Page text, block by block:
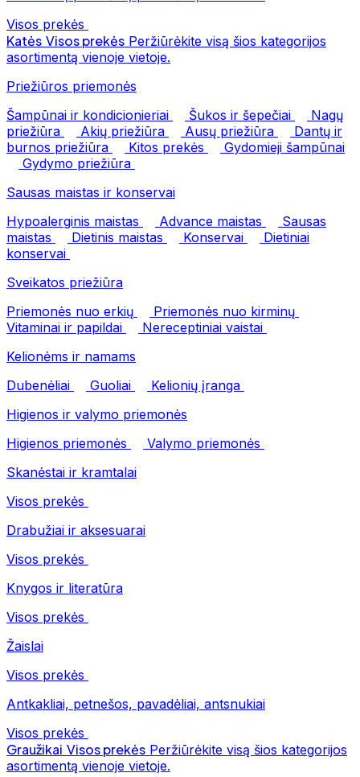
Visos prekės
Katės Visos prekės Peržiūrėkite visą šios kategorijos
asortimentą vienoje vietoje.
Priežiūros priemonės
Šampūnai ir kondicionieriai
Šukos ir šepečiai
Nagų
priežiūra
Akių priežiūra Ausų priežiūra
Dantų ir
burnos priežiūra
Kitos prekės
Gydomieji šampūnai
Gydymo priežiūra
Sausas maistas ir konservai
Hypoalerginis maistas
Advance maistas
Sausas
maistas
Dietinis maistas Konservai
Dietiniai
konservai
Sveikatos priežiūra
Priemonės nuo erkių
Priemonės nuo kirminų
Vitaminai ir papildai
Nereceptiniai vaistai
Kelionėms ir namams
Dubenėliai
Guoliai
Kelionių įranga
Higienos ir valymo priemonės
Higienos priemonės
Valymo priemonės
Skanėstai ir kramtalai
Visos prekės
Drabužiai ir aksesuarai
Visos prekės
Knygos ir literatūra
Visos prekės
Žaislai
Visos prekės
Antkakliai, petnešos, pavadėliai, antsnukiai
Visos prekės
Graužikai Visos prekės Peržiūrėkite visą šios kategorijos
asortimentą vienoje vietoje.